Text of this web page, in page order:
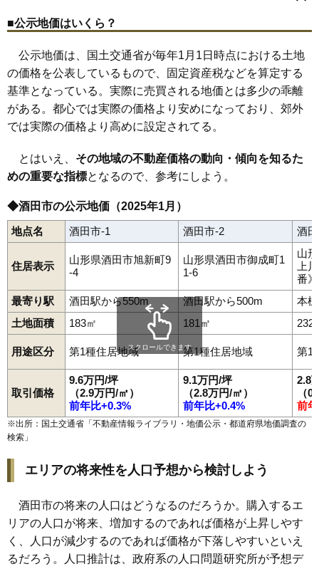
79 広栄町 2.1万円 1,018万円 -2.4%
80 黒森 1.6万円 215万円 -23.9%
81 山寺 1.5万円 48万円 -30.5%
82 山元 1.4万円 25万円 6.3%
83 飯森山 1.3万円 642万円 -7.5%
84 手蔵田 1.1万円 675万円
85 宮海 1.1万円 210万円 -16.2%
■公示地価はいくら？
公示地価は、国土交通省が毎年1月1日時点における土地
の価格を公表しているもので、固定資産税などを算定する
基準となっている。実際に売買される地価とは多少の乖離
がある。都心では実際の価格より安めになっており、郊外
では実際の価格より高めに設定されてる。
とはいえ、 その地域の不動産価格の動向・傾向を知るた
めの重要な指標となるので、参考にしよう。
◆酒田市の公示地価（2025年1月）
地点名 酒田市-1 酒田市-2 酒
住居表示
山形県酒田市旭新町9
-4
山形県酒田市御成町1
1-6
山
上
番》
最寄り駅
酒田駅から550m 酒田駅から500m
本
土地面積
183㎡ 181㎡ 232
用途区分 第1種住居地域 第1種住居地域 第1
取引価格
9.6万円/坪
（2.9万円/㎡）
前年比+0.3%
9.1万円/坪
（2.8万円/㎡）
前年比+0.4%
2.8
（
前
スクロールできます
※出所：国土交通省「不動産情報ライブラリ・地価公示・都道府県地価調査の
検索 」
エリアの将来性を人口予想から検討しよう
酒田市の将来の人口はどうなるのだろうか。購入するエ
リアの人口が将来、増加するのであれば価格が上昇しやす
く、人口が減少するのであれば価格が下落しやすいといえ
るだろう。人口推計は、政府系の人口問題研究所が予想デ
手蔵田東栄町中町 楢橋
浜松町東泉町東大町東中の口町東両羽町光ケ丘日吉町広野
宮海宮野浦本楯山寺山元ゆたか四ツ興野両羽町若竹町
若浜町若原町 若宮町
砂越駅東酒田駅酒田駅